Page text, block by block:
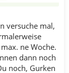
Erde
versuche mal,
ne Woche.
dann noch
noch, Gurken